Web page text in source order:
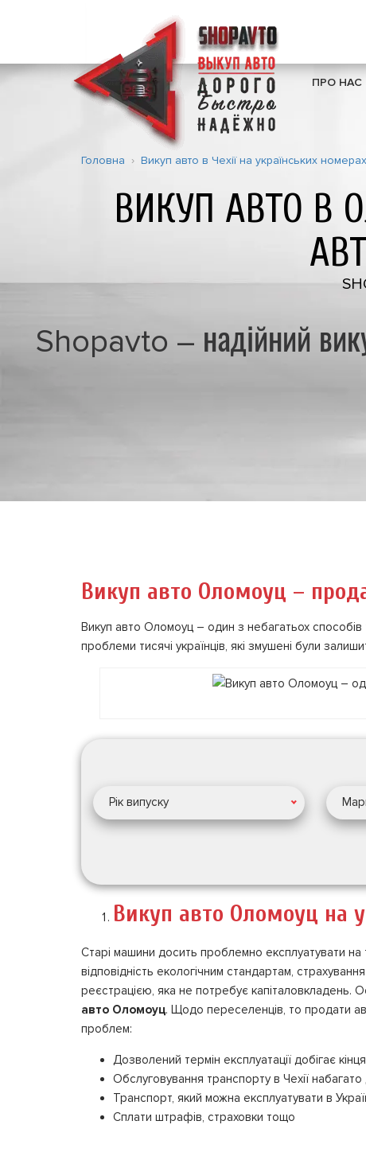
ПРО НАС
Головна Викуп авто в Чехії на українських
ВИКУП АВТО В
Shopavto – надійний
Викуп авто Оломоуц –
Викуп авто Оломоуц – один з небагатьох
проблеми тисячі українців, які змушені були
Рік випуску
Викуп авто Оломоуц на
Старі машини досить проблемно експлуатувати
відповідність екологічним стандартам,
реєстрацією, яка не потребує капіталовкладень.
авто Оломоуц. Щодо переселенців, то продати
проблем:
Дозволений термін експлуатації добігає
Обслуговування транспорту в Чехії набагато
Транспорт, який можна експлуатувати в
Сплати штрафів, страховки тощо